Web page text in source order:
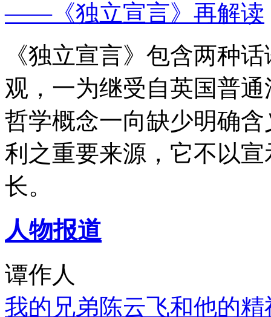
——《独立宣言》再解读
《独立宣言》包含两种
观，一为继受自英国普
哲学概念一向缺少明确
利之重要来源，它不以
长。
人物报道
谭作人
我的兄弟陈云飞和他的